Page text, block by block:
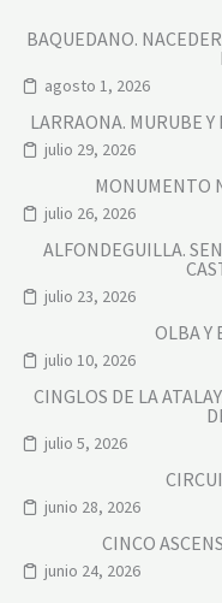
BAQUEDANO.
agosto 1, 2026
LARRAONA. MURUBE
julio 29, 2026
MONUMENTO
julio 26, 2026
ALFONDEGUILLA.
julio 23, 2026
OLBA Y
julio 10, 2026
CINGLOS DE LA
julio 5, 2026
junio 28, 2026
CINCO
junio 24, 2026